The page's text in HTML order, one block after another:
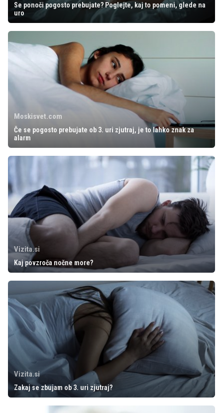
Se ponoči pogosto prebujate? Poglejte, kaj to pomeni, glede na
uro
Moskisvet.com
Če se pogosto prebujate ob 3. uri zjutraj, je to lahko znak za
alarm
Vizita.si
Kaj povzroča nočne more?
Vizita.si
Zakaj se zbujam ob 3. uri zjutraj?